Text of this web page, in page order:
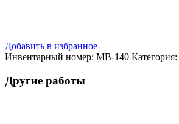
Добавить в избранное
Инвентарный номер: МВ-140 Категория:
Другие работы